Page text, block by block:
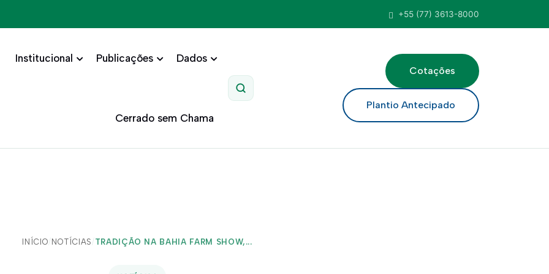
+55 (77) 3613-8000
Institucional Publicações Dados
Cerrado sem Chama
Pesquisar
Cotações
Plantio Antecipado
INÍCIO/ NOTÍCIAS / TRADIÇÃO NA BAHIA FARM SHOW,...